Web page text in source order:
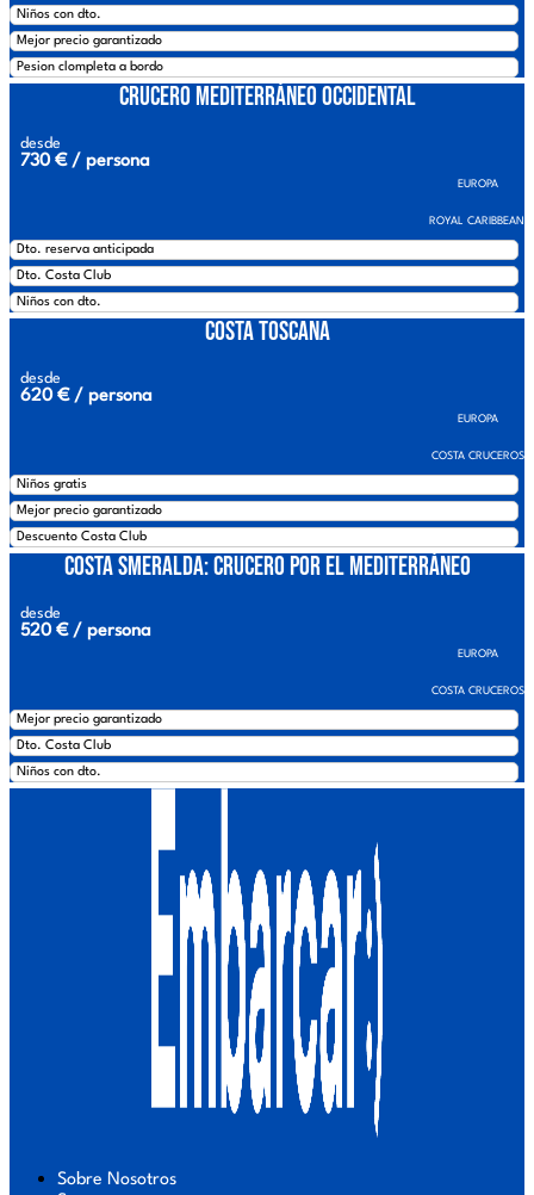
Niños con dto.
Mejor precio garantizado
Pesion clompleta a bordo
Crucero Mediterráneo Occidental
desde
730 € / persona
EUROPA
ROYAL CARIBBEAN
Dto. reserva anticipada
Dto. Costa Club
Niños con dto.
Costa Toscana
desde
620 € / persona
EUROPA
COSTA CRUCEROS
Niños gratis
Mejor precio garantizado
Descuento Costa Club
Costa Smeralda: Crucero por el Mediterráneo
desde
520 € / persona
EUROPA
COSTA CRUCEROS
Mejor precio garantizado
Dto. Costa Club
Niños con dto.
Sobre Nosotros